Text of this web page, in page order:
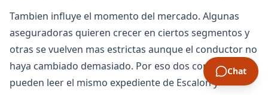
Tambien influye el momento del mercado. Algunas
aseguradoras quieren crecer en ciertos segmentos y
otras se vuelven mas estrictas aunque el conductor no
haya cambiado demasiado. Por eso dos companias
pueden leer el mismo expediente de Escalon y
Chat